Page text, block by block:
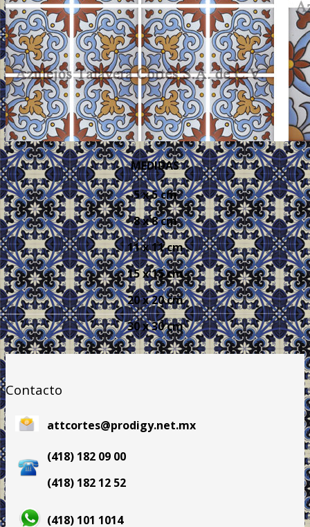
MEDIDAS
5 x 5 cm
8 x 8 cm
11 x 11 cm
15 x 15 cm
20 x 20 cm
30 x 30 cm
Contacto
attcortes@prodigy.net.mx
(418) 182 09 00
(418) 182 12 52
(418) 101 1014